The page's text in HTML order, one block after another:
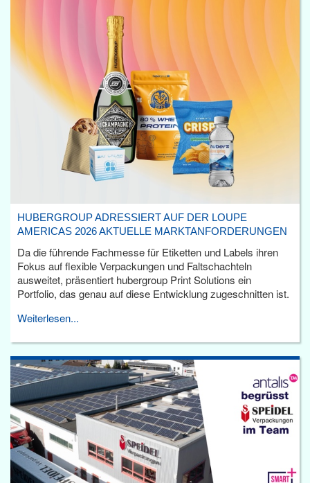
HUBERGROUP ADRESSIERT AUF DER LOUPE
AMERICAS 2026 AKTUELLE MARKTANFORDERUNGEN
Da die führende Fachmesse für Etiketten und Labels ihren
Fokus auf flexible Verpackungen und Faltschachteln
ausweitet, präsentiert hubergroup Print Solutions ein
Portfolio, das genau auf diese Entwicklung zugeschnitten ist.
Weiterlesen...